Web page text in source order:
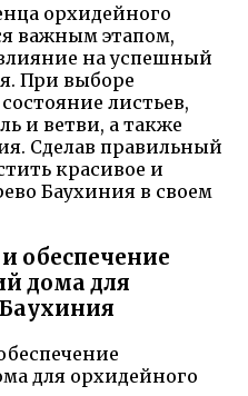
орхидейного
важным этапом,
на успешный
При выборе
листьев,
и ветви, а также
Сделав правильный
красивое и
Баухиния в своем
обеспечение
дома для